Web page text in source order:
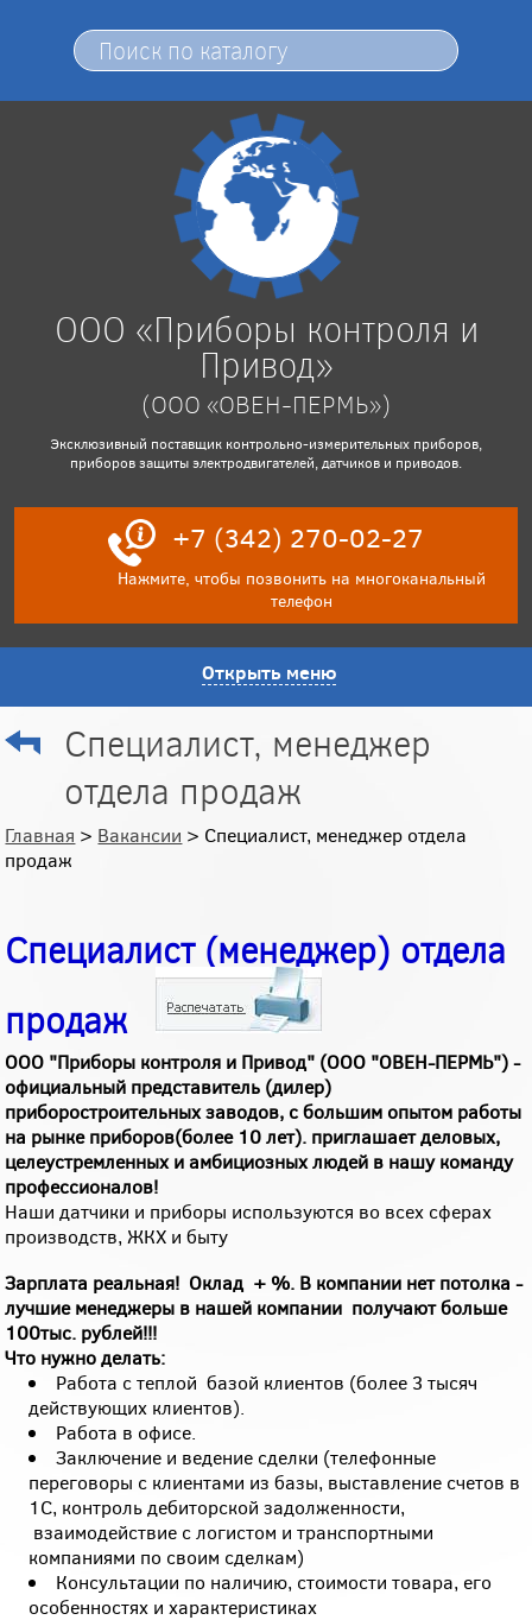
ООО «Приборы контроля и
Привод»
(ООО «ОВЕН-ПЕРМЬ»)
Эксклюзивный поставщик контрольно-измерительных приборов,
приборов защиты электродвигателей, датчиков и приводов.
+7 (342) 270-02-27
Нажмите, чтобы позвонить на многоканальный
телефон
Открыть меню
Cпециалист, менеджер
отдела продаж
Главная > Вакансии > Cпециалист, менеджер отдела
продаж
Cпециалист (менеджер) отдела
продаж
ООО "Приборы контроля и Привод" (ООО "ОВЕН-ПЕРМЬ") -
официальный представитель (дилер)
приборостроительных заводов, с большим опытом работы
на рынке приборов(более 10 лет). приглашает деловых,
целеустремленных и амбициозных людей в нашу команду
профессионалов!
Наши датчики и приборы используются во всех сферах
производств, ЖКХ и быту
Зарплата реальная! Оклад + %. В компании нет потолка -
лучшие менеджеры в нашей компании получают больше
100тыс. рублей!!!
Что нужно делать:
Работа с теплой базой клиентов (более 3 тысяч
действующих клиентов).
Работа в офисе.
Заключение и ведение сделки (телефонные
переговоры с клиентами из базы, выставление счетов в
1С, контроль дебиторской задолженности,
взаимодействие с логистом и транспортными
компаниями по своим сделкам)
Консультации по наличию, стоимости товара, его
особенностях и характеристиках